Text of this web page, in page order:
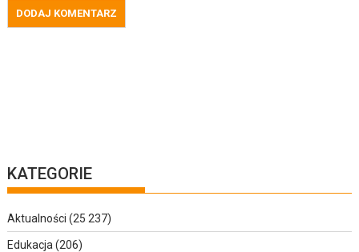
KATEGORIE
Aktualności (25 237)
Edukacja (206)